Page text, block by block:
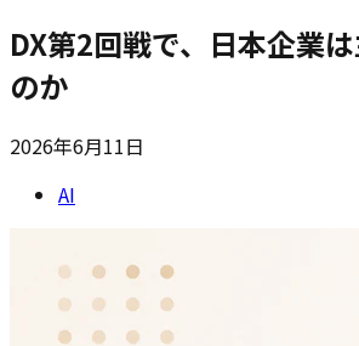
DX第2回戦で、日本企業
のか
2026年6月11日
AI